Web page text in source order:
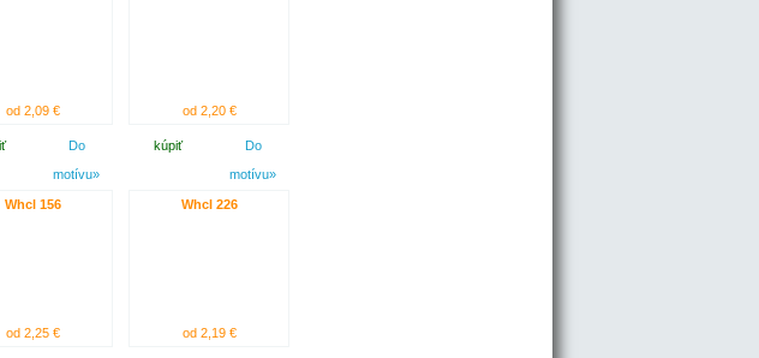
od 2,09 €
Do
motívu»
od 2,20 €
kúpiť
Do
motívu»
Whcl 156
od 2,25 €
Whcl 226
od 2,19 €